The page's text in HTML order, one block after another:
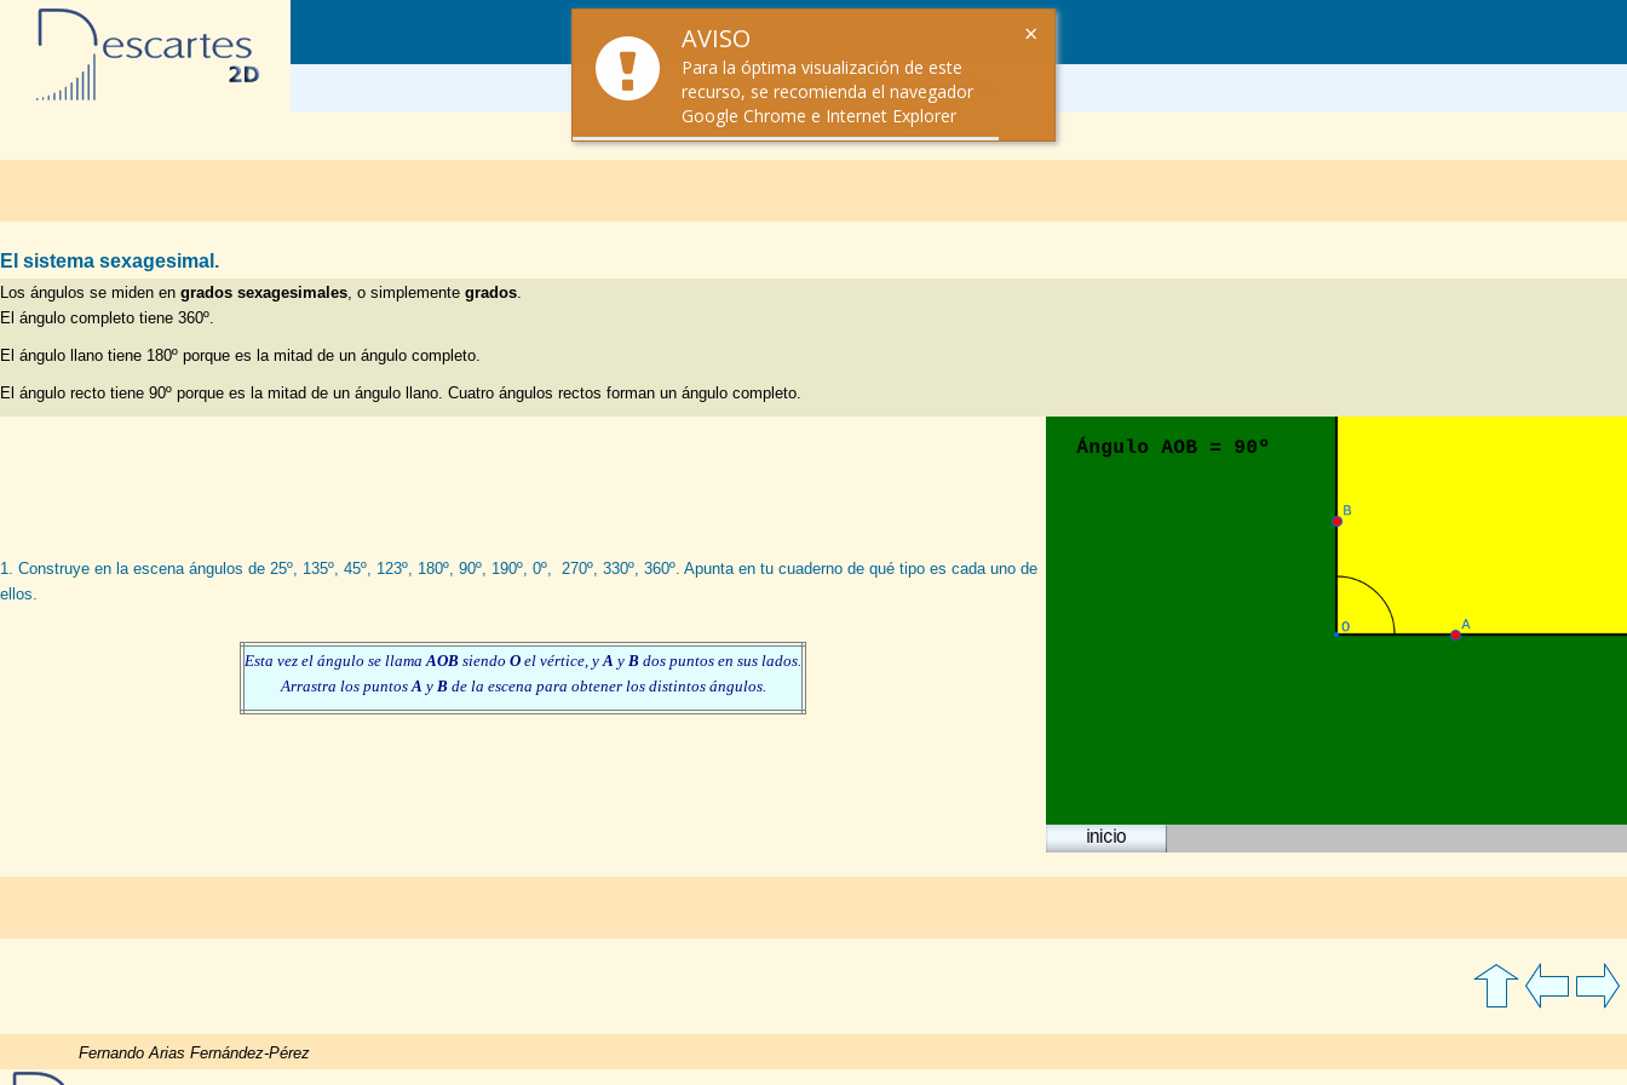
Medición de ángulos
Álgebra
El sistema sexagesimal.
Los ángulos se miden en grados sexagesimales, o simplemente grados.
El ángulo completo tiene 360º.
El ángulo llano tiene 180º porque es la mitad de un ángulo completo.
El ángulo recto tiene 90º porque es la mitad de un ángulo llano. Cuatro ángulos rectos forman un ángulo completo.
1. Construye en la escena ángulos de 25º, 135º, 45º, 123º, 180º, 90º, 190º, 0º, 270º, 330º, 360º. Apunta en tu cuaderno de qué tipo es cada uno de
ellos.
Esta vez el ángulo se llamaAOB siendo O el vértice, yA y B dos puntos en sus lados.
Arrastra los puntosA y Bde la escena para obtener los distintos ángulos.
Fernando Arias Fernández-Pérez
AVISO
Para la óptima visualización de este
recurso, se recomienda el navegador
Google Chrome e Internet Explorer
×